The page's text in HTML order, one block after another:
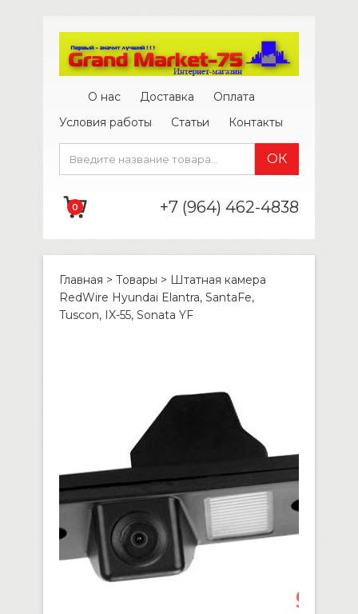
О нас Доставка
Оплата
Условия работы
Статьи Контакты
0 +7 (964) 462-4838
Главная > Товары > Штатная камера
RedWire Hyundai Elantra, SantaFe,
Tuscon, IX-55, Sonata YF